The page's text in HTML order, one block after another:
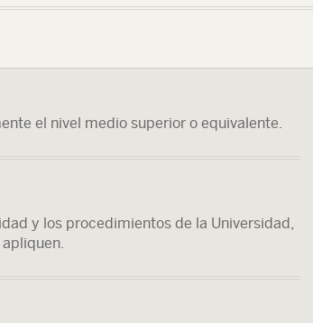
el nivel medio superior o equivalente.
y los procedimientos de la Universidad,